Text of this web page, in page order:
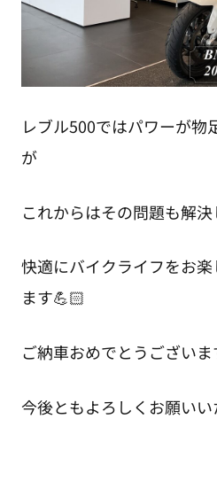
レブル500ではパワーが物
が
これからはその問題も解決
快適にバイクライフをお
ます💪🏻
ご納車おめでとうございま
今後ともよろしくお願いい